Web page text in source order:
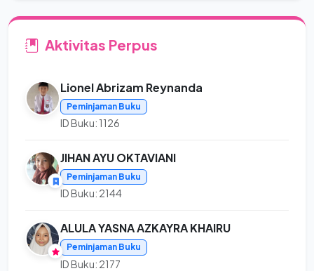
Aktivitas Perpus
Lionel Abrizam Reynanda
Peminjaman Buku
ID Buku: 1126
JIHAN AYU OKTAVIANI
Peminjaman Buku
ID Buku: 2144
ALULA YASNA AZKAYRA KHAIRU
Peminjaman Buku
ID Buku: 2177